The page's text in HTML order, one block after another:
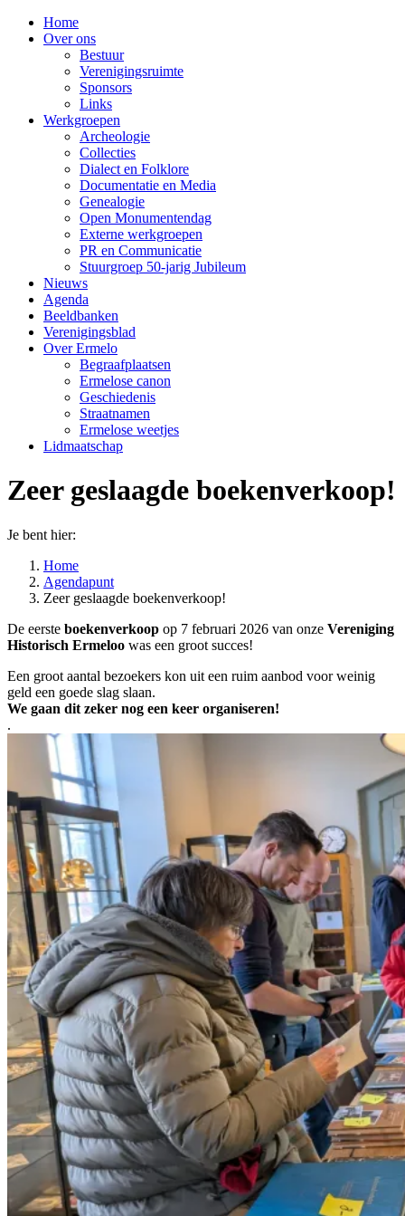
Home
Over ons
Bestuur
Verenigingsruimte
Sponsors
Links
Werkgroepen
Archeologie
Collecties
Dialect en Folklore
Documentatie en Media
Genealogie
Open Monumentendag
Externe werkgroepen
PR en Communicatie
Stuurgroep 50-jarig Jubileum
Nieuws
Agenda
Beeldbanken
Verenigingsblad
Over Ermelo
Begraafplaatsen
Ermelose canon
Geschiedenis
Straatnamen
Ermelose weetjes
Lidmaatschap
Zeer geslaagde boekenverkoop!
Je bent hier:
Home
Agendapunt
Zeer geslaagde boekenverkoop!
De eerste boekenverkoop op 7 februari 2026 van onze Vereniging
Historisch Ermeloo was een groot succes!
Een groot aantal bezoekers kon uit een ruim aanbod voor weinig
geld een goede slag slaan.
We gaan dit zeker nog een keer organiseren!
.